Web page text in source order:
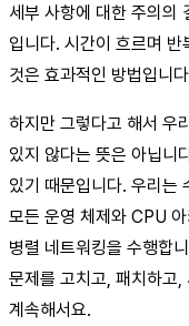
세부 사항에 대한 주의의
입니다. 시간이 흐르며
것은 효과적인 방법입니
하지만 그렇다고 해서 우
있지 않다는 뜻은 아닙니
있기 때문입니다. 우리는
모든 운영 체제와 CPU
병렬 네트워킹을 수행합
문제를 고치고, 패치하고
계속해서요.